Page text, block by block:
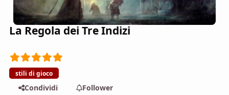
La Regola dei Tre Indizi
stili di gioco
Condividi
Follower